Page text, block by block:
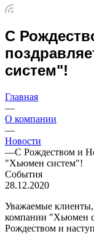
С
систем"!
Главная
—
О компании
—
Новости
—С Рождеством и
"Хьюмен систем"!
События
28.12.2020
Уважаемые
компании "Хьюмен
Рождеством и